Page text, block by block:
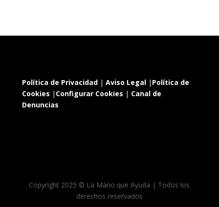
Política de Privacidad| Aviso Legal| Política de
Cookies | Configurar Cookies | Canal de
Denuncias
Copyright 2025 © La Mano que Ayuda | Todos los
derechos reservados